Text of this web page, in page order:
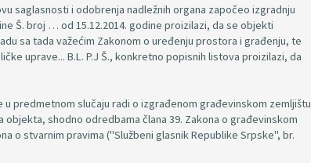
saglasnosti i odobrenja nadležnih organa započeo izgradnju
Š. broj … od 15.12.2014. godine proizilazi, da se objekti
sa tada važećim Zakonom o uređenju prostora i građenju, te
uprave... B.L. P.J Š., konkretno popisnih listova proizilazi, da
predmetnom slučaju radi o izgrađenom građevinskom zemljištu
shodno odredbama člana 39. Zakona o građevinskom
o stvarnim pravima ("Službeni glasnik Republike Srpske", br.